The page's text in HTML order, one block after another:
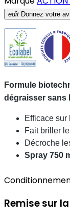
edit Donnez votre
Formule
dégraisser sans
Efficace
Fait briller
Décroche
Spray 750
Remise sur